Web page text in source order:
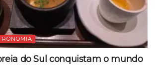
do Sul conquistam o mundo